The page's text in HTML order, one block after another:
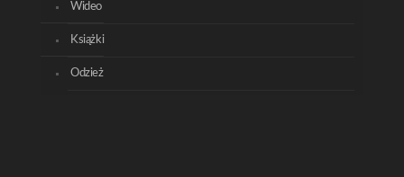
Wideo
Książki
Odzież